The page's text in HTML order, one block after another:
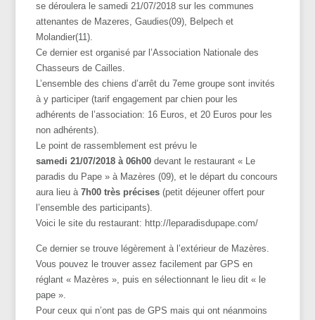
se déroulera le samedi 21/07/2018 sur les communes
attenantes de Mazeres, Gaudies(09), Belpech et
Molandier(11).
Ce dernier est organisé par l’Association Nationale des
Chasseurs de Cailles.
L’ensemble des chiens d’arrêt du 7eme groupe sont invités
à y participer (tarif engagement par chien pour les
adhérents de l’association: 16 Euros, et 20 Euros pour les
non adhérents).
Le point de rassemblement est prévu le
samedi 21/07/2018 à 06h00 devant le restaurant « Le
paradis du Pape » à Mazères (09), et le départ du concours
aura lieu à7h00 très précises (petit déjeuner offert pour
l’ensemble des participants).
Voici le site du restaurant: http://leparadisdupape.com/
Ce dernier se trouve légèrement à l’extérieur de Mazères.
Vous pouvez le trouver assez facilement par GPS en
réglant « Mazères », puis en sélectionnant le lieu dit « le
pape ».
Pour ceux qui n’ont pas de GPS mais qui ont néanmoins